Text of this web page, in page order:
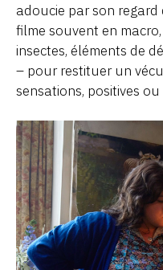
adoucie par son
filme souvent en
insectes, éléments de
– pour restituer un
sensations, positives ou